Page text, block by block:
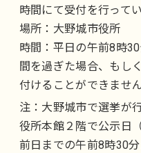
時間にて受付を行ってい
場所：大野城市役所
時間：平日の午前8時
間を過ぎた場合、もし
付けることができません
注：大野城市で選挙が
役所本館２階で公示日
前日までの午前8時30